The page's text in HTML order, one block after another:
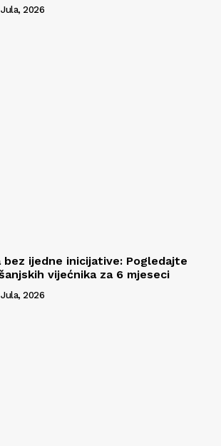
2026
bez ijedne inicijative: Pogledajte
vijećnika za 6 mjeseci
2026